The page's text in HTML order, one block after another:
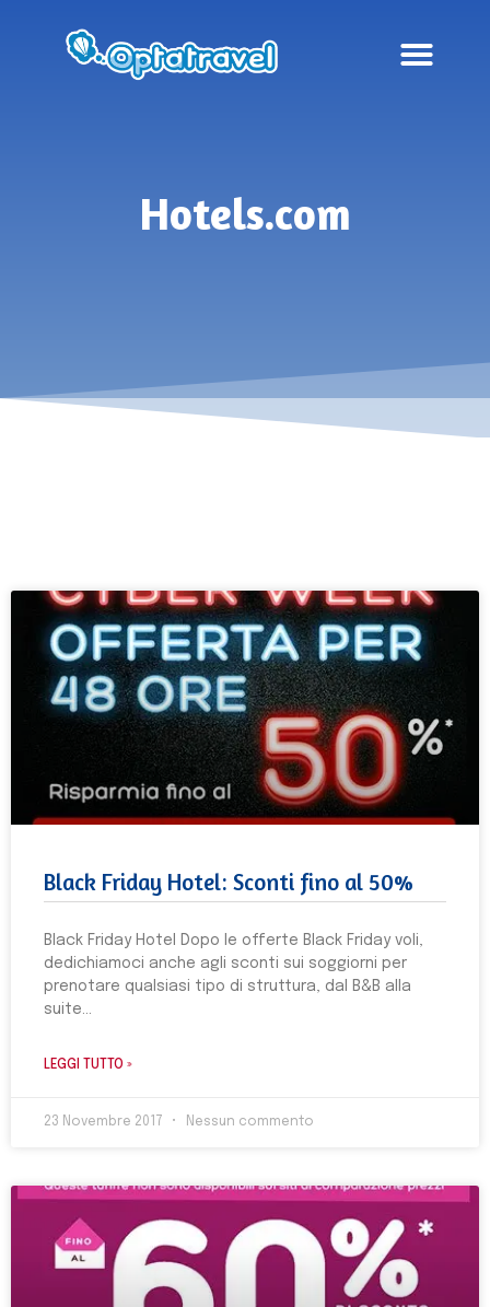
Hotels.com
Black Friday Hotel: Sconti fino al 50%
Black Friday Hotel Dopo le offerte Black Friday voli,
dedichiamoci anche agli sconti sui soggiorni per
prenotare qualsiasi tipo di struttura, dal B&B alla
suite
LEGGI TUTTO »
23 Novembre 2017 Nessun commento